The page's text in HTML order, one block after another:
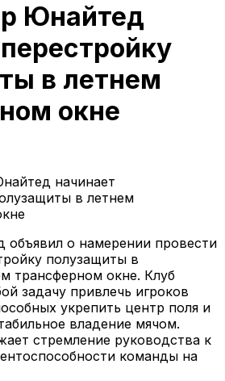
Юнайтед
в летнем
окне
объявил о намерении провести
полузащиты в
трансферном окне. Клуб
задачу привлечь игроков
укрепить центр поля и
владение мячом.
стремление руководства к
команды на